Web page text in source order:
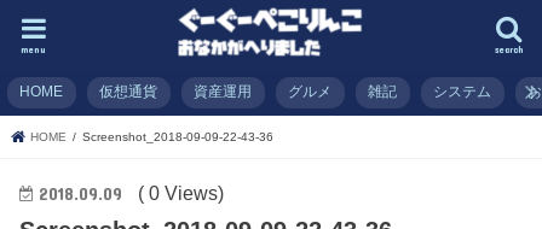
search
menu
HOME 仮想通貨 資産運用 グルメ 雑記 システム
HOME Screenshot_2018-09-09-22-43-36
2018.09.09 ( 0 Views)